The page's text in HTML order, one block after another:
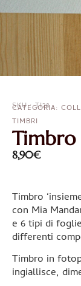
SKU : TI28
CATEGORIA:
TIMBRI
Timbro
8,90€
Timbro
con Mia
e 6 tipi di
differenti
Timbro in
ingiallisce,